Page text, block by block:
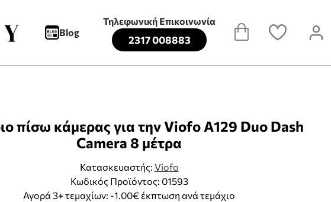
Blog
Τηλεφωνική Επικοινωνία
2317 008883
πίσω κάμερας για την Viofo A129 Duo Dash
Camera 8 μέτρα
Κατασκευαστής: Viofo
Κωδικός Προϊόντος: 01593
Αγορά 3+ τεμαχίων: -1.00€ έκπτωση ανά τεμάχιο